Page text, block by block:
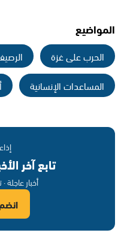
المواضيع
الحرب على غزة
المساعدات الإنسانية
تابع آخر
أخبار عاجلة